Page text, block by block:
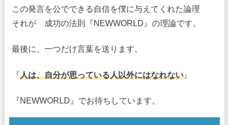
この発言を公でできる自信を僕に与えてくれた論理
それが 成功の法則『NEWWORLD』の理論です。
最後に、一つだけ言葉を送ります。
『人は、自分が思っている人以外にはなれない 』
『NEWWORLD』でお待ちしています。